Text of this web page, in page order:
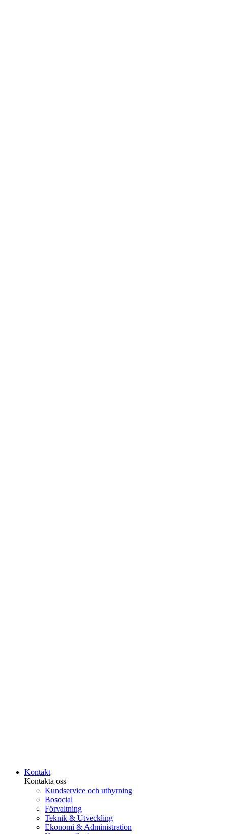
Kontakt
Kontakta oss
Kundservice och uthyrning
Bosocial
Förvaltning
Teknik & Utveckling
Ekonomi & Administration